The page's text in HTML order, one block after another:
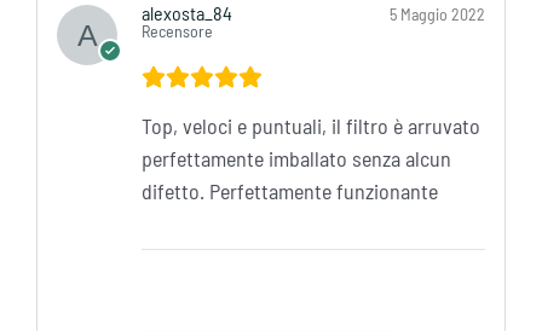
alexosta_84
Recensore
5 Maggio 2022
Top, veloci e puntuali, il filtro è arruvato
perfettamente imballato senza alcun
difetto. Perfettamente funzionante